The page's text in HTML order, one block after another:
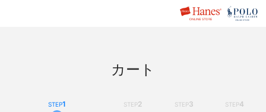
カート
STEP1 STEP2 STEP3 STEP4